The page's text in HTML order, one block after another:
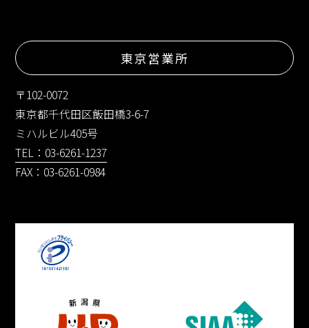
東京営業所
〒102-0072
東京都千代田区飯田橋3-6-7
ミハルビル405号
TEL：03-6261-1237
FAX：03-6261-0984